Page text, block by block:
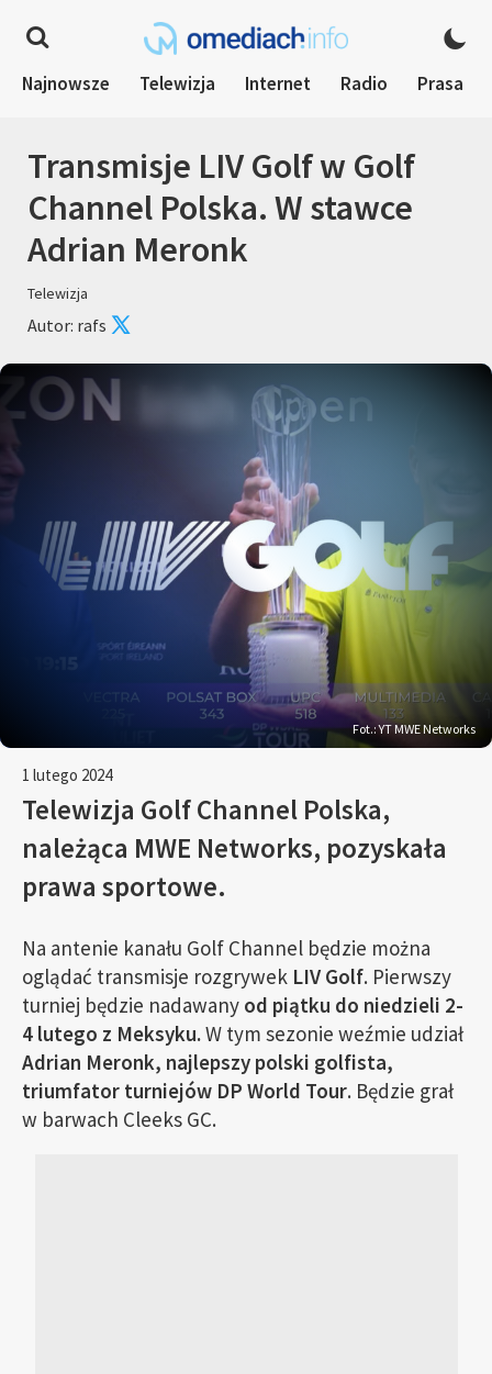
Najnowsze Telewizja Internet Radio Prasa
Transmisje LIV Golf w Golf
Channel Polska. W stawce
Adrian Meronk
Telewizja
Autor: rafs
Fot.: YT MWE Networks
1 lutego 2024
Telewizja Golf Channel Polska,
należąca MWE Networks, pozyskała
prawa sportowe.
Na antenie kanału Golf Channel będzie można
oglądać transmisje rozgrywek LIV Golf. Pierwszy
turniej będzie nadawany od piątku do niedzieli 2-
4 lutego z Meksyku.W tym sezonie weźmie udział
Adrian Meronk, najlepszy polski golfista,
triumfator turniejów DP World Tour. Będzie grał
w barwach Cleeks GC.